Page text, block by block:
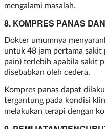
mengalami masalah.
8. KOMPRES PANAS
Dokter umumnya
untuk 48 jam pertama sakit
pain) terlebih apabila sakit
disebabkan oleh cedera.
Kompres panas dapat
tergantung pada kondisi
melakukan terapi dengan